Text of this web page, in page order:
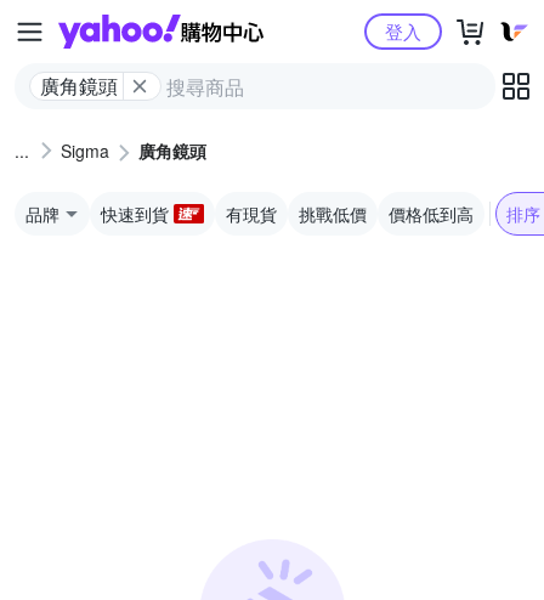
Yahoo購物中心
廣角鏡頭
登入
Sigma 廣角鏡頭
品牌 快速到貨 有現貨 挑戰低價 價格低到高 排序